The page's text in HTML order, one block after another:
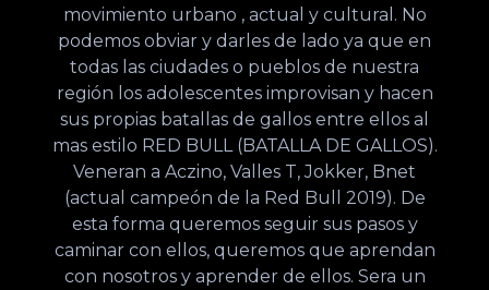
movimiento urbano , actual y cultural. No
podemos obviar y darles de lado ya que en
todas las ciudades o pueblos de nuestra
región los adolescentes improvisan y hacen
sus propias batallas de gallos entre ellos al
mas estilo RED BULL (BATALLA DE GALLOS).
Veneran a Aczino, Valles T, Jokker, Bnet
(actual campeón de la Red Bull 2019). De
esta forma queremos seguir sus pasos y
caminar con ellos, queremos que aprendan
con nosotros y aprender de ellos. Sera un